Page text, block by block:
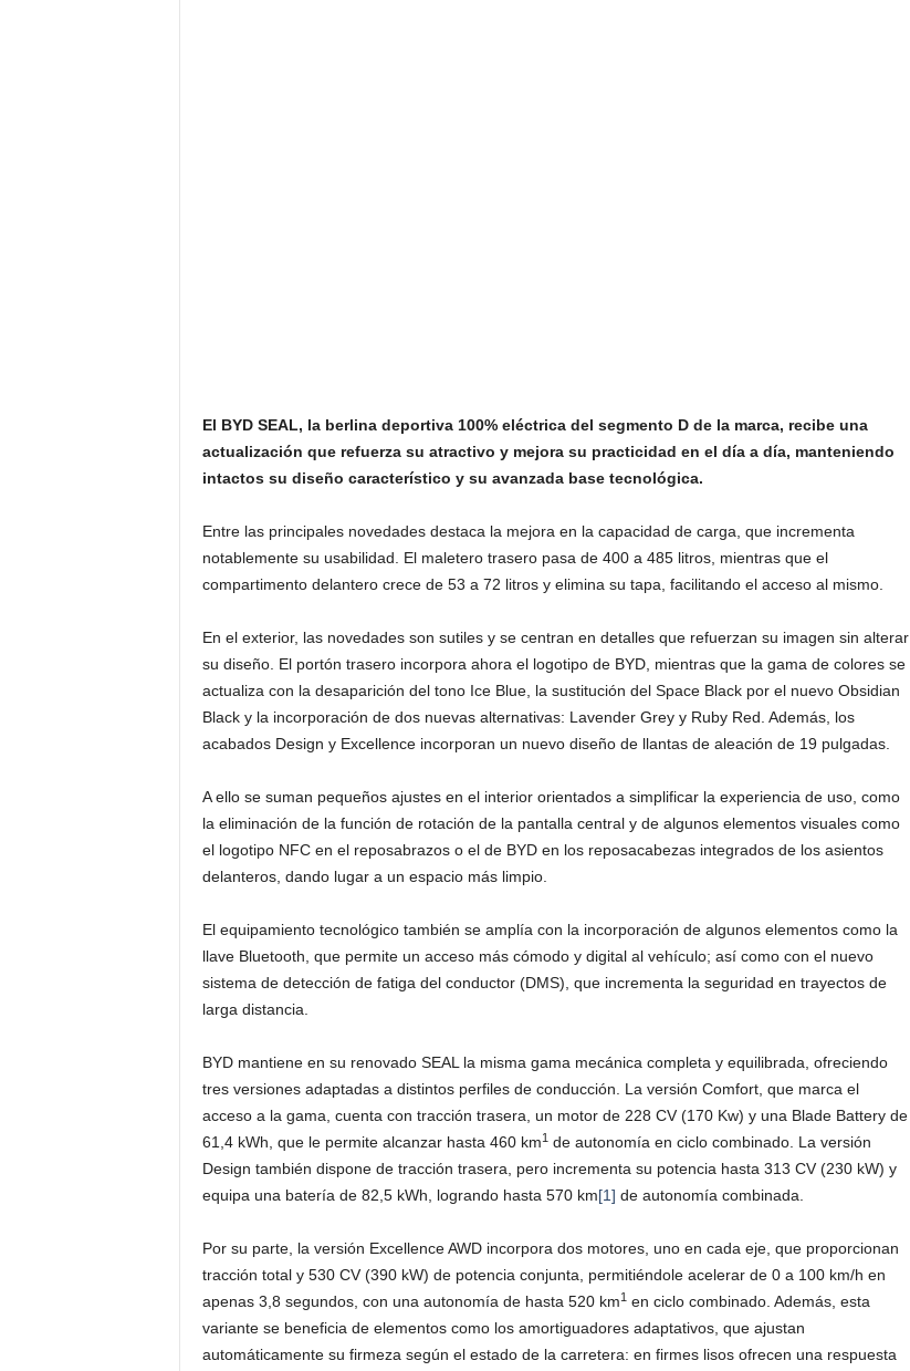
El BYD SEAL, la berlina deportiva 100% eléctrica del segmento D de la marca, recibe una
actualización que refuerza su atractivo y mejora su practicidad en el día a día, manteniendo
intactos su diseño característico y su avanzada base tecnológica.
Entre las principales novedades destaca la mejora en la capacidad de carga, que incrementa
notablemente su usabilidad. El maletero trasero pasa de 400 a 485 litros, mientras que el
compartimento delantero crece de 53 a 72 litros y elimina su tapa, facilitando el acceso al mismo.
En el exterior, las novedades son sutiles y se centran en detalles que refuerzan su imagen sin alterar
su diseño. El portón trasero incorpora ahora el logotipo de BYD, mientras que la gama de colores se
actualiza con la desaparición del tono Ice Blue, la sustitución del Space Black por el nuevo Obsidian
Black y la incorporación de dos nuevas alternativas: Lavender Grey y Ruby Red. Además, los
acabados Design y Excellence incorporan un nuevo diseño de llantas de aleación de 19 pulgadas.
A ello se suman pequeños ajustes en el interior orientados a simplificar la experiencia de uso, como
la eliminación de la función de rotación de la pantalla central y de algunos elementos visuales como
el logotipo NFC en el reposabrazos o el de BYD en los reposacabezas integrados de los asientos
delanteros, dando lugar a un espacio más limpio.
El equipamiento tecnológico también se amplía con la incorporación de algunos elementos como la
llave Bluetooth, que permite un acceso más cómodo y digital al vehículo; así como con el nuevo
sistema de detección de fatiga del conductor (DMS), que incrementa la seguridad en trayectos de
larga distancia.
BYD mantiene en su renovado SEAL la misma gama mecánica completa y equilibrada, ofreciendo
tres versiones adaptadas a distintos perfiles de conducción. La versión Comfort, que marca el
acceso a la gama, cuenta con tracción trasera, un motor de 228 CV (170 Kw) y una Blade Battery de
61,4 kWh, que le permite alcanzar hasta 460 km1de autonomía en ciclo combinado. La versión
Design también dispone de tracción trasera, pero incrementa su potencia hasta 313 CV (230 kW) y
equipa una batería de 82,5 kWh, logrando hasta 570 km[1] de autonomía combinada.
Por su parte, la versión Excellence AWD incorpora dos motores, uno en cada eje, que proporcionan
tracción total y 530 CV (390 kW) de potencia conjunta, permitiéndole acelerar de 0 a 100 km/h en
apenas 3,8 segundos, con una autonomía de hasta 520 km1en ciclo combinado. Además, esta
variante se beneficia de elementos como los amortiguadores adaptativos, que ajustan
automáticamente su firmeza según el estado de la carretera: en firmes lisos ofrecen una respuesta